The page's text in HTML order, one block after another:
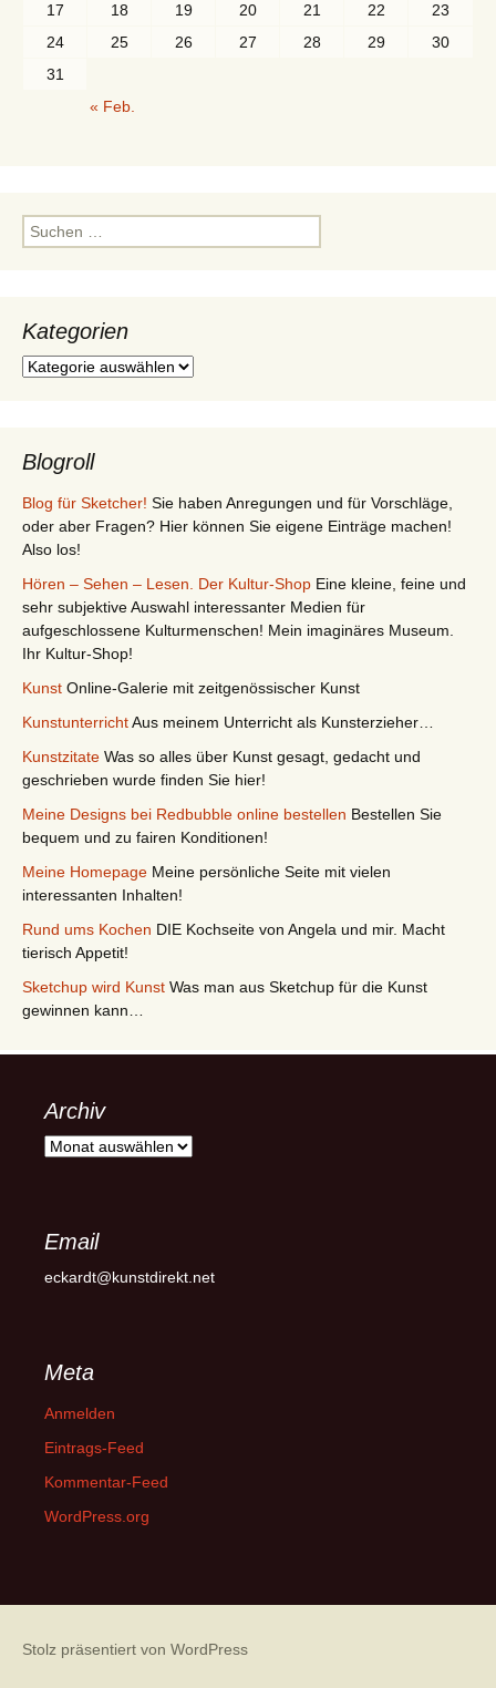
17
18 19 20 21 22
23
24
25 26 27 28 29
30
31
« Feb.
Suchen
nach:
Kategorien
Kategorien
Blogroll
Blog für Sketcher! Sie haben Anregungen und für Vorschläge,
oder aber Fragen? Hier können Sie eigene Einträge machen!
Also los!
Hören – Sehen – Lesen. Der Kultur-Shop Eine kleine, feine und
sehr subjektive Auswahl interessanter Medien für
aufgeschlossene Kulturmenschen! Mein imaginäres Museum.
Ihr Kultur-Shop!
Kunst Online-Galerie mit zeitgenössischer Kunst
KunstunterrichtAus meinem Unterricht als Kunsterzieher…
Kunstzitate Was so alles über Kunst gesagt, gedacht und
geschrieben wurde finden Sie hier!
Meine Designs bei Redbubble online bestellen Bestellen Sie
bequem und zu fairen Konditionen!
Meine Homepage Meine persönliche Seite mit vielen
interessanten Inhalten!
Rund ums Kochen DIE Kochseite von Angela und mir. Macht
tierisch Appetit!
Sketchup wird Kunst Was man aus Sketchup für die Kunst
gewinnen kann…
Archiv
Archiv
Email
eckardt@kunstdirekt.net
Meta
Anmelden
Eintrags-Feed
Kommentar-Feed
WordPress.org
Stolz präsentiert von WordPress